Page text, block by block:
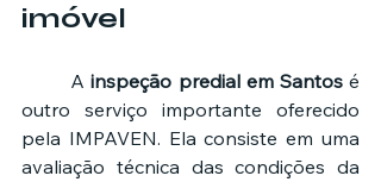
imóvel
	A
inspeção predial em Santos é
outro serviço importante oferecido
pela IMPAVEN. Ela consiste em uma
avaliação técnica das condições da